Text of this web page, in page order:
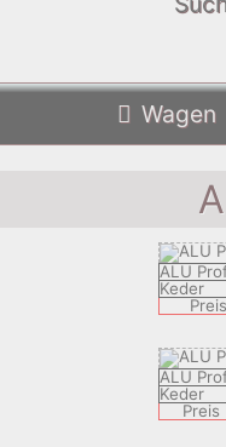
Wagen
ALU
Keder
Preis
ALU
Keder
Preis